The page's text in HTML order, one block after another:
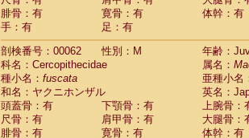
CercopithecidaeMiopithecus talapoin
CercopithecidaeCercopithecinae spp.
CercopithecidaeColobus angolensis
CercopithecidaeColobus guereza (0)
Cercopithecidae Colobus polykomos
Cercopithecidae Piliocolobus badius
Cercopithecidae Kasi senex vetulus(0)
CercopithecidaeKasi senex
CercopithecidaeNasalis larvatus(0)
腓骨：有
寛骨：有
体幹：有
手：有
足：有
剖検番号：00062
性別：M
年齢：
科名：Cercopithecidae
属名：
種小名： fuscata
亜種小名
和名：ヤクニホンザル
英名：
頭蓋骨：有
下顎骨：有
上腕骨：
尺骨：有
肩甲骨：有
大腿骨：
腓骨：有
寛骨：有
体幹：有